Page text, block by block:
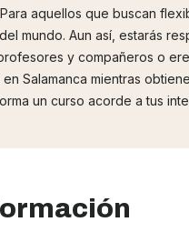
aquellos que buscan
mundo. Aun así, estarás
y compañeros o
Salamanca mientras
un curso acorde a tus